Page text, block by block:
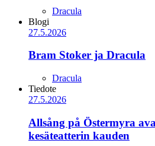
Dracula
Blogi
27.5.2026
Bram Stoker ja Dracula
Dracula
Tiedote
27.5.2026
Allsång på Östermyra
kesäteatterin kauden